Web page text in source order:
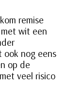
remise
wit een
nog eens
op de
veel risico